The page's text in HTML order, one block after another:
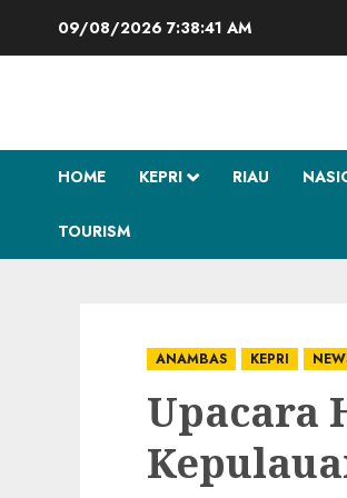
09/08/2026 7:38:42 AM
HOME KEPRI RIAU
TOURISM
ANAMBAS KEPRI
Upacara